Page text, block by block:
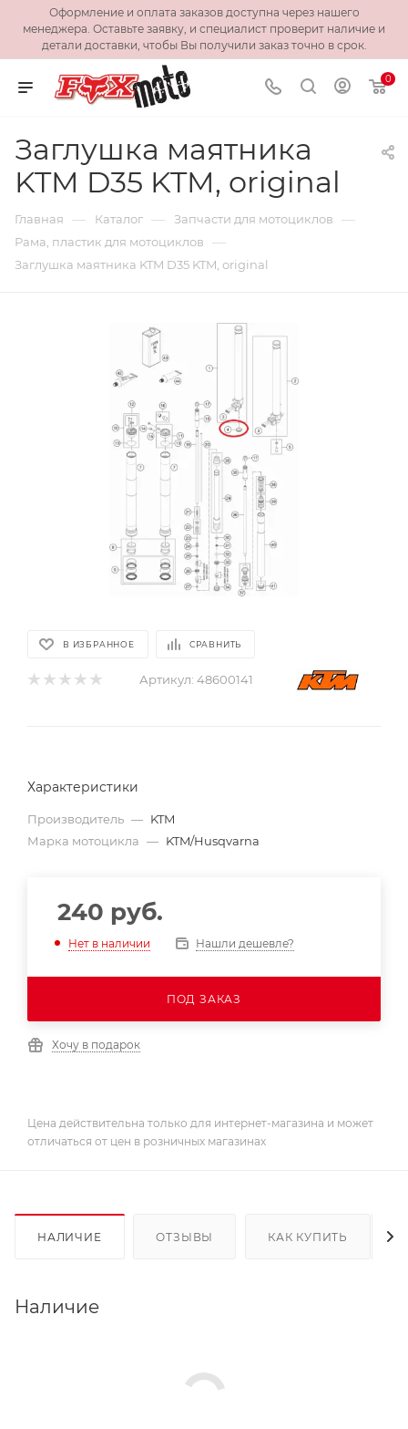
Оформление и оплата заказов доступна через нашего
менеджера. Оставьте заявку, и специалист проверит наличие и
детали доставки, чтобы Вы получили заказ точно в срок.
0
Заглушка маятника
KTM D35 KTM, original
Главная — Каталог — Запчасти для мотоциклов —
Рама, пластик для мотоциклов —
Заглушка маятника KTM D35 KTM, original
В ИЗБРАННОЕ СРАВНИТЬ
Артикул: 48600141
Характеристики
Производитель — KTM
Марка мотоцикла — KTM/Husqvarna
240 руб.
Нет в наличии Нашли дешевле?
ПОД ЗАКАЗ
Хочу в подарок
Цена действительна только для интернет-магазина и может
отличаться от цен в розничных магазинах
НАЛИЧИЕ ОТЗЫВЫ КАК КУПИТЬ
Наличие